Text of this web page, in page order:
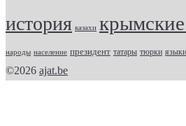
история казахи
народы население президент татары тюрки языки
©2026 ajat.be